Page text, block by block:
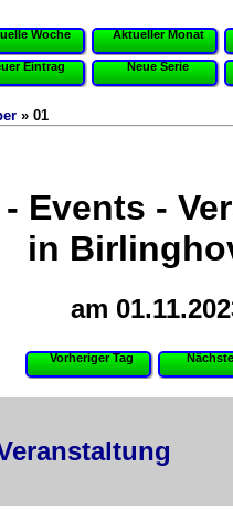
Woche Aktueller Monat
Eintrag Neue Serie
» 01
Events -
in
am
Vorheriger Tag